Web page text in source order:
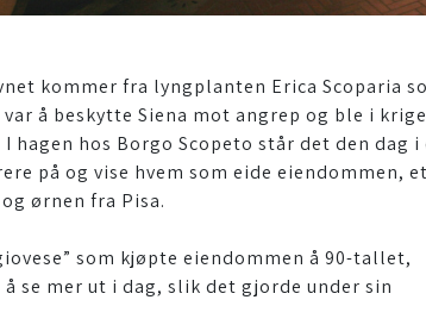
kommer fra lyngplanten Erica Scoparia
å beskytte Siena mot angrep og ble i
hos Borgo Scopeto står det den dag i
på og vise hvem som eide eiendommen,
ørnen fra Pisa.
som kjøpte eiendommen å 90-tallet,
mer ut i dag, slik det gjorde under sin